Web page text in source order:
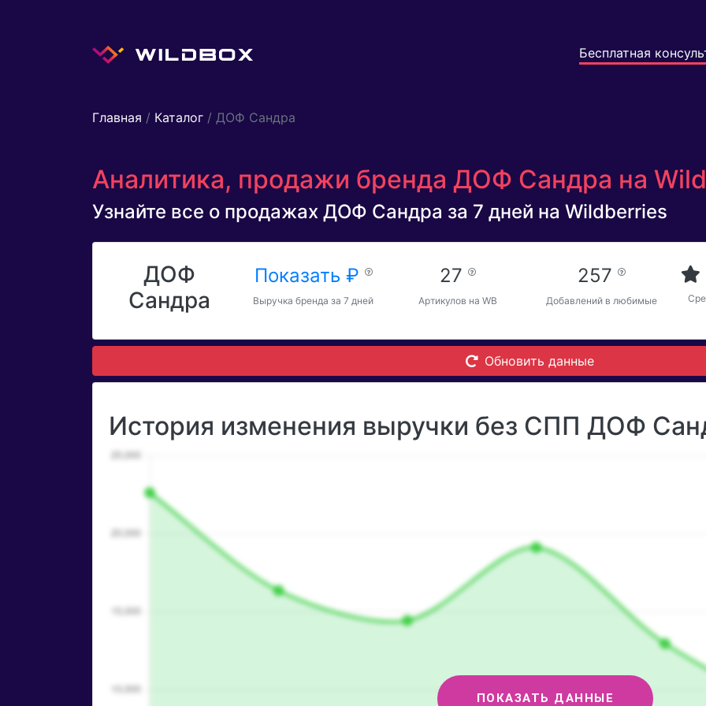
Бесплатная
Главная / Каталог / ДОФ Сандра
Аналитика, продажи бренда ДОФ Сандра на
Узнайте все о продажах ДОФ Сандра за 7 дней на Wildberries
ДОФ
Сандра
Показать ₽
Выручка бренда за 7 дней
27
Артикулов на WB
257
Добавлений в любимые
Обновить данные
История изменения выручки без СПП ДОФ
ПОКАЗАТЬ ДАННЫЕ